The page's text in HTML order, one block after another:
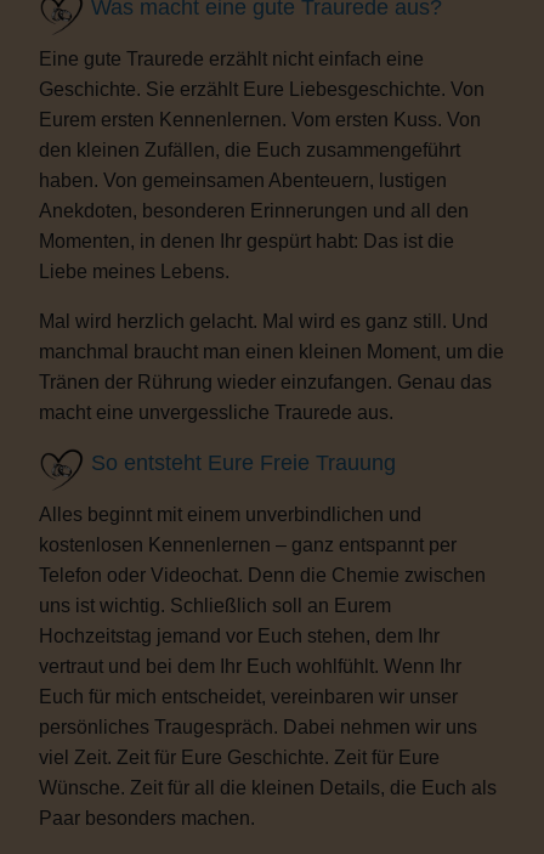
Was macht eine gute Traurede aus?
Eine gute Traurede erzählt nicht einfach eine
Geschichte. Sie erzählt Eure Liebesgeschichte. Von
Eurem ersten Kennenlernen. Vom ersten Kuss. Von
den kleinen Zufällen, die Euch zusammengeführt
haben. Von gemeinsamen Abenteuern, lustigen
Anekdoten, besonderen Erinnerungen und all den
Momenten, in denen Ihr gespürt habt: Das ist die
Liebe meines Lebens.
Mal wird herzlich gelacht. Mal wird es ganz still. Und
manchmal braucht man einen kleinen Moment, um die
Tränen der Rührung wieder einzufangen. Genau das
macht eine unvergessliche Traurede aus.
So entsteht Eure Freie Trauung
Alles beginnt mit einem unverbindlichen und
kostenlosen Kennenlernen – ganz entspannt per
Telefon oder Videochat. Denn die Chemie zwischen
uns ist wichtig. Schließlich soll an Eurem
Hochzeitstag jemand vor Euch stehen, dem Ihr
vertraut und bei dem Ihr Euch wohlfühlt. Wenn Ihr
Euch für mich entscheidet, vereinbaren wir unser
persönliches Traugespräch. Dabei nehmen wir uns
viel Zeit. Zeit für Eure Geschichte. Zeit für Eure
Wünsche. Zeit für all die kleinen Details, die Euch als
Paar besonders machen.